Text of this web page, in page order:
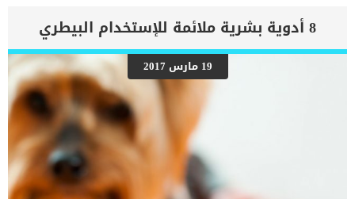
الدم تسبب ارتفاع ضغط الدم وأمراض القلب. اذا كنت تمتلك كلبا او لا فأنت
بالطبع لديك خلفية حول مخاطر زيادة نسبة الصوديوم داخل جسم البشر,
فماذا عن الكلاب ؟ اقرأ ايضا: أعراض نقص المنجنيز عند الكلاب وتأثيره على
نمو العظام تحتاج الكلاب إلى استهلاك كميات كبيرة نسبيًا من الصوديوم
مقارنة بالمعادن الدقيقة الأخرى للبقاء بصحة جيدة. عندما يمتزج الصوديوم
بالماء داخل جسم الكلب فإنه ينتج أيونات مشحونة تعمل على تشغيل
العديد من عمليات التمثيل الغذائي مثل: الحفاظ على نسبة السوائلتعزيز
وظيفة الأعصاب والعضلات كما عليك ان تعرف بالتفاصيل المدخل اليومى
الموصى به من الصوديوم سواء عن طريق الأطعمة او الادوية. حيث […]
8 أدوية بشرية ملائمة للإستخدام البيطري
19 مارس 2017